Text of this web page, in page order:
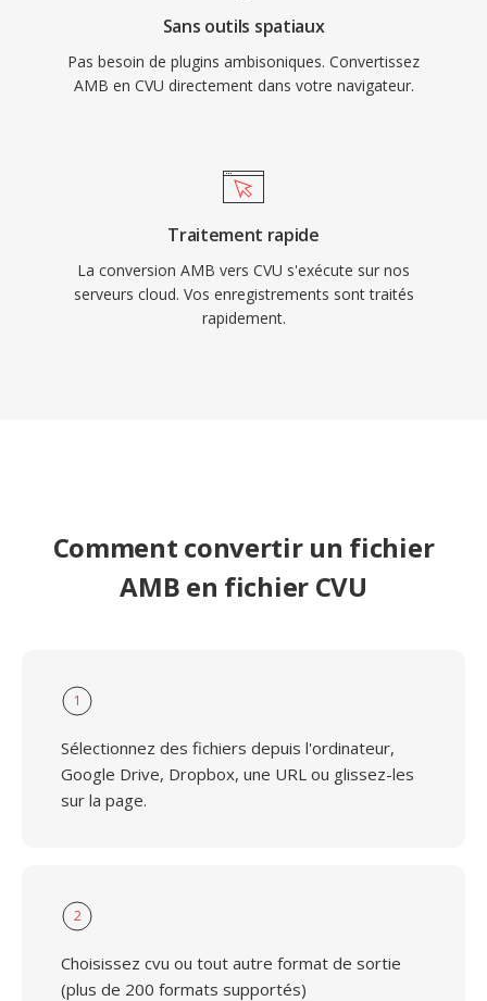
Sans outils spatiaux
Pas besoin de plugins ambisoniques. Convertissez
AMB en CVU directement dans votre navigateur.
Traitement rapide
La conversion AMB vers CVU s'exécute sur nos
serveurs cloud. Vos enregistrements sont traités
rapidement.
Comment convertir un fichier
AMB en fichier CVU
1
Sélectionnez des fichiers depuis l'ordinateur,
Google Drive, Dropbox, une URL ou glissez-les
sur la page.
2
Choisissez cvu ou tout autre format de sortie
(plus de 200 formats supportés)